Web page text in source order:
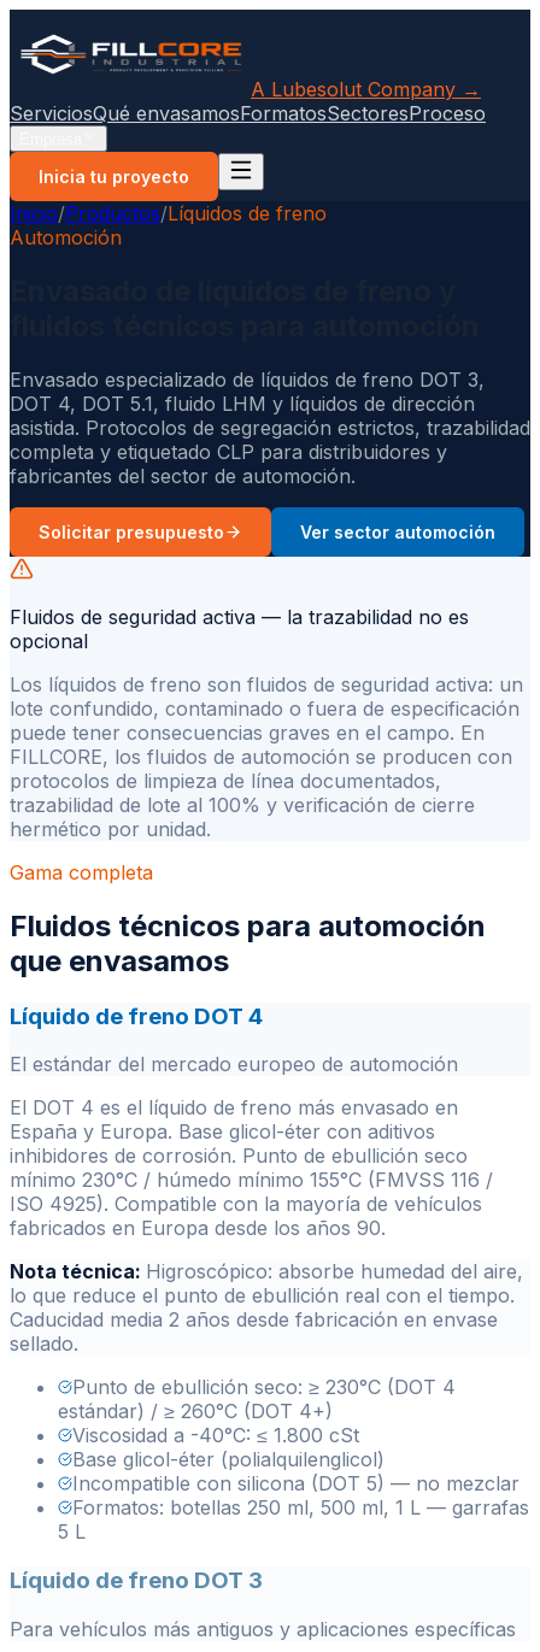
A Lubesolut Company →
ServiciosQué envasamosFormatosSectoresProceso
Inicia tu proyecto
Inicio/Productos/Líquidos de freno
Automoción
Envasado especializado de líquidos de freno DOT 3,
DOT 4, DOT 5.1, fluido LHM y líquidos de dirección
asistida. Protocolos de segregación estrictos, trazabilidad
completa y etiquetado CLP para distribuidores y
fabricantes del sector de automoción.
Solicitar presupuesto Ver sector automoción
Fluidos de seguridad activa — la trazabilidad no es
opcional
Los líquidos de freno son fluidos de seguridad activa: un
lote confundido, contaminado o fuera de especificación
puede tener consecuencias graves en el campo. En
FILLCORE, los fluidos de automoción se producen con
protocolos de limpieza de línea documentados,
trazabilidad de lote al 100% y verificación de cierre
hermético por unidad.
Gama completa
Fluidos técnicos para automoción
que envasamos
Líquido de freno DOT 4
El estándar del mercado europeo de automoción
El DOT 4 es el líquido de freno más envasado en
España y Europa. Base glicol-éter con aditivos
inhibidores de corrosión. Punto de ebullición seco
mínimo 230°C / húmedo mínimo 155°C (FMVSS 116 /
ISO 4925). Compatible con la mayoría de vehículos
fabricados en Europa desde los años 90.
Nota técnica: Higroscópico: absorbe humedad del aire,
lo que reduce el punto de ebullición real con el tiempo.
Caducidad media 2 años desde fabricación en envase
sellado.
Punto de ebullición seco: ≥ 230°C (DOT 4
estándar) / ≥ 260°C (DOT 4+)
Viscosidad a -40°C: ≤ 1.800 cSt
Base glicol-éter (polialquilenglicol)
Incompatible con silicona (DOT 5) — no mezclar
Formatos: botellas 250 ml, 500 ml, 1 L — garrafas
5 L
Líquido de freno DOT 3
Para vehículos más antiguos y aplicaciones específicas